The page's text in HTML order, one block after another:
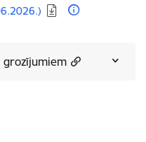
grozījumiem